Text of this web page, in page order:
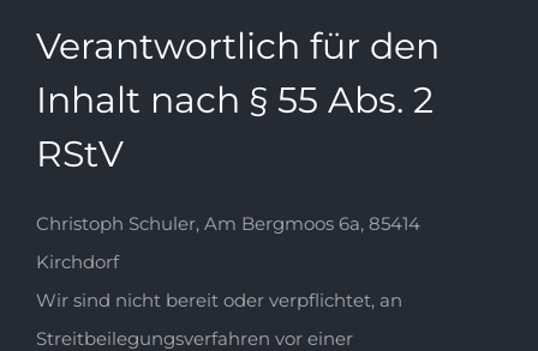
Verantwortlich für den
Inhalt nach § 55 Abs. 2
RStV
Christoph Schuler, Am Bergmoos 6a, 85414
Kirchdorf
Wir sind nicht bereit oder verpflichtet, an
Streitbeilegungsverfahren vor einer